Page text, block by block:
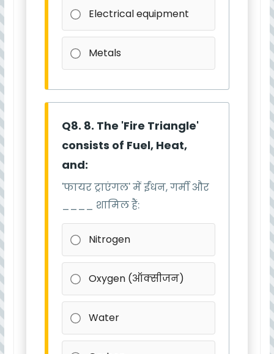
Electrical equipment
Metals
Q8. 8. The 'Fire Triangle'
consists of Fuel, Heat,
and:
'फायर ट्राएंगल' में ईंधन, गर्मी और
____ शामिल हैं:
Nitrogen
Oxygen (ऑक्सीजन)
Water